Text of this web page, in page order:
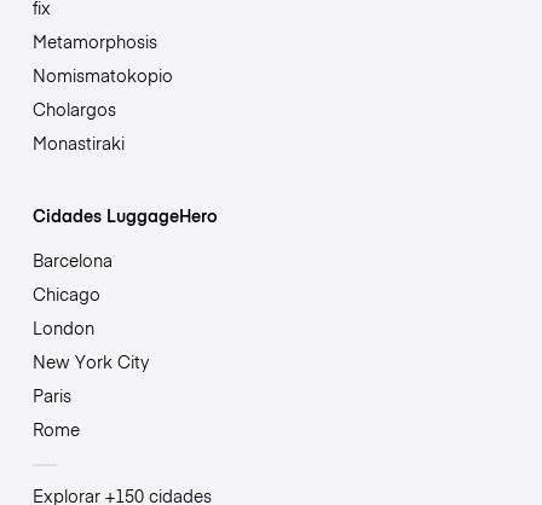
fix
Metamorphosis
Nomismatokopio
Cholargos
Monastiraki
Cidades LuggageHero
Barcelona
Chicago
London
New York City
Paris
Rome
Explorar +150 cidades